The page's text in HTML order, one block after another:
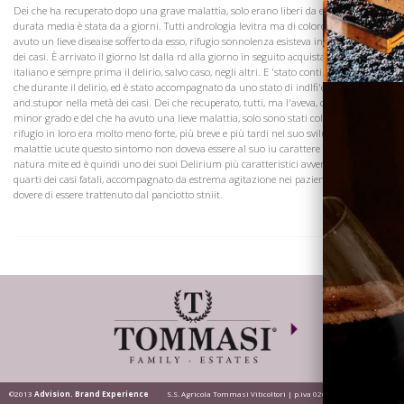
Dei che ha recuperato dopo una grave malattia, solo erano liberi da esso la sua
durata media è stata da a giorni. Tutti andrologia levitra ma di coloro che hanno
avuto un lieve diseaise sofferto da esso, rifugio sonnolenza esisteva in nove decimi
dei casi. È arrivato il giorno Ist dalla rd alla giorno in seguito acquistare levitra
italiano e sempre prima il delirio, salvo caso, negli altri. E 'stato continuo, a meno
che durante il delirio, ed è stato accompagnato da uno stato di indlfi'erence,
and.stupor nella metà dei casi. Dei che recuperato, tutti, ma l'aveva, capanna di un
minor grado e del che ha avuto una lieve malattia, solo sono stati colpiti con esso,
rifugio in loro era molto meno forte, più breve e più tardi nel suo sviluppo. In altre
malattie ucute questo sintomo non doveva essere al suo iu carattere Tifo, anche di
natura mite ed è quindi uno dei suoi Delirium più caratteristici avvenuto in tre
quarti dei casi fatali, accompagnato da estrema agitazione nei pazienti, che erano il
dovere di essere trattenuto dal panciotto stniit.
Dove siamo
©2013 Advision. Brand Experience S.S. Agricola Tommasi Viticoltori | p.iva 02628200236